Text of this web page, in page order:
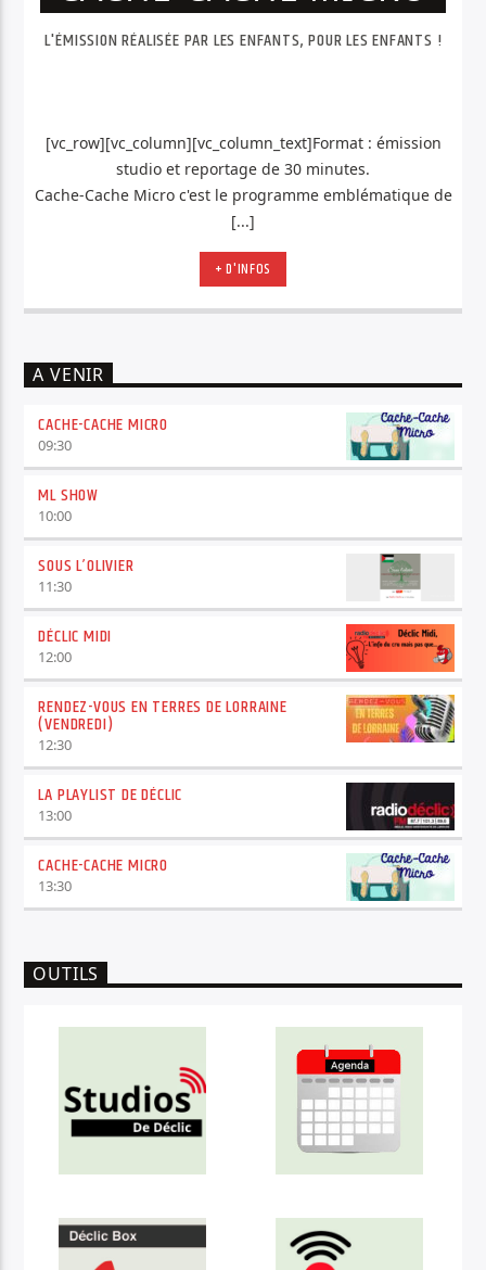
L'ÉMISSION RÉALISÉE PAR LES ENFANTS, POUR LES ENFANTS !
[vc_row][vc_column][vc_column_text]Format : émission
studio et reportage de 30 minutes.
Cache-Cache Micro c'est le programme emblématique de
[...]
+ D'INFOS
A VENIR
CACHE-CACHE MICRO
09:30
ML SHOW
10:00
SOUS L’OLIVIER
11:30
DÉCLIC MIDI
12:00
RENDEZ-VOUS EN TERRES DE LORRAINE
(VENDREDI)
12:30
LA PLAYLIST DE DÉCLIC
13:00
CACHE-CACHE MICRO
13:30
OUTILS